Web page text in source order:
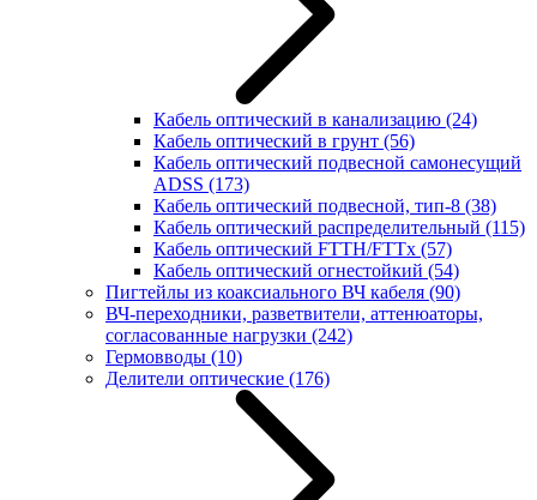
Кабель оптический в канализацию (24)
Кабель оптический в грунт (56)
Кабель оптический подвесной самонесущий
ADSS (173)
Кабель оптический подвесной, тип-8 (38)
Кабель оптический распределительный (115)
Кабель оптический FTTH/FTTx (57)
Кабель оптический огнестойкий (54)
Пигтейлы из коаксиального ВЧ кабеля (90)
ВЧ-переходники, разветвители, аттенюаторы,
согласованные нагрузки (242)
Гермовводы (10)
Делители оптические (176)